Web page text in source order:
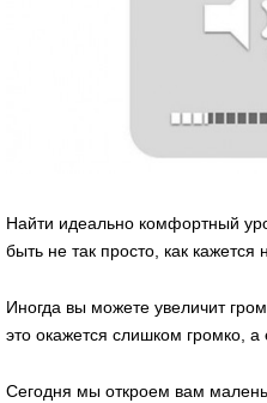
Найти идеально комфортный
быть не так просто, как кажется
Иногда вы можете увеличит
это окажется слишком громко,
Сегодня мы откроем вам